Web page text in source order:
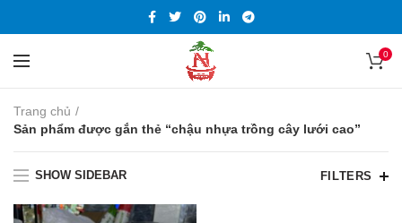
0
Trang chủ
Sản phẩm được gắn thẻ “chậu nhựa trồng cây lưới cao”
SHOW SIDEBAR FILTERS